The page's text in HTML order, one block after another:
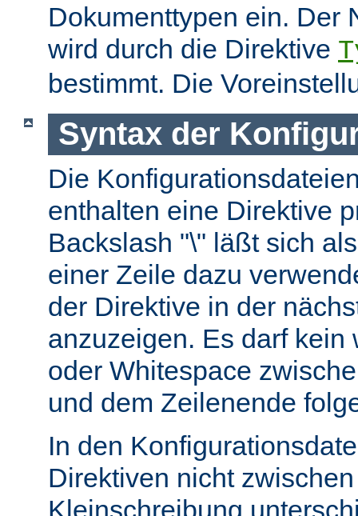
Dokumenttypen ein. Der
wird durch die Direktive
bestimmt. Die
Syntax der
Die
enthalten eine Direktive
Backslash "\" läßt sich
einer Zeile dazu
der Direktive in der
anzuzeigen. Es darf kein
oder Whitespace
und dem Zeilenende
In den
Direktiven nicht
Kleinschreibung